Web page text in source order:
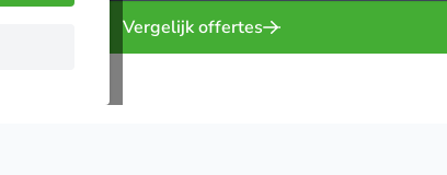
Vergelijk offertes